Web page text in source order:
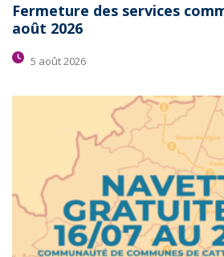
Fermeture des services
août 2026
5 août 2026